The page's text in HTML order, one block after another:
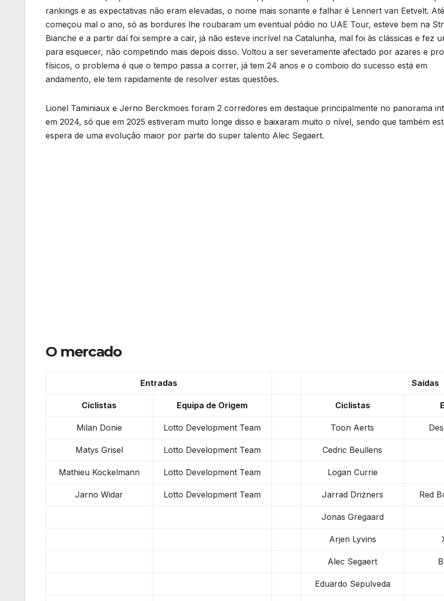
rankings e as expectativas não eram elevadas, o nome mais sonante e falhar é Lennert van Eetvelt.
começou mal o ano, só as bordures lhe roubaram um eventual pódio no UAE Tour, esteve bem na
Bianche e a partir daí foi sempre a cair, já não esteve incrível na Catalunha, mal foi às clássicas e fez
para esquecer, não competindo mais depois disso. Voltou a ser severamente afectado por azares e
físicos, o problema é que o tempo passa a correr, já tem 24 anos e o comboio do sucesso está em
andamento, ele tem rapidamente de resolver estas questões.
Lionel Taminiaux e Jerno Berckmoes foram 2 corredores em destaque principalmente no panorama
em 2024, só que em 2025 estiveram muito longe disso e baixaram muito o nível, sendo que também
espera de uma evolução maior por parte do super talento Alec Segaert.
O mercado
Entradas Saídas
Ciclistas Equipa de Origem Ciclistas
Milan Donie Lotto Development Team Toon Aerts
Matys Grisel Lotto Development Team Cedric Beullens
Mathieu Kockelmann Lotto Development Team Logan Currie
Jarno Widar Lotto Development Team Jarrad Drizners Red
Jonas Gregaard
Arjen Lyvins
Alec Segaert
Eduardo Sepulveda